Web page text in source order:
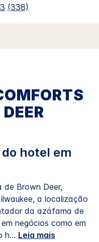
Leu
análises.
a
(338)
hotel em
Brown Deer,
a localização
da azáfama de
negócios como em
h... Leia mais